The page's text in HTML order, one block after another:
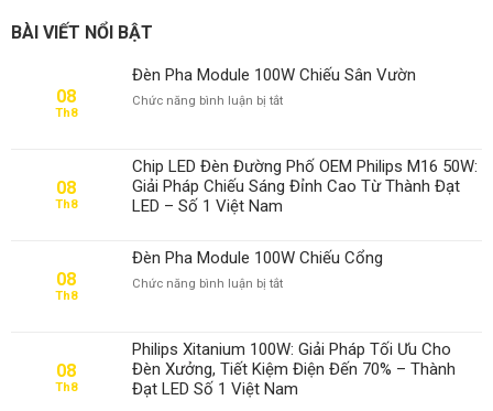
BÀI VIẾT NỔI BẬT
08
Th8
Đèn Pha Module 100W Chiếu Sân Vườn
Chức năng bình luận bị tắtở
Module
100W
Chiếu
08
Th8
Chip LED Đèn Đường Phố OEM Philips M16 50W:
Giải Pháp Chiếu Sáng Đỉnh Cao Từ Thành Đạt
LED – Số 1 Việt Nam
08
Th8
Đèn Pha Module 100W Chiếu Cổng
Chức năng bình luận bị tắtở
Module
100W
Chiếu
Cổng
08
Th8
Philips Xitanium 100W: Giải Pháp Tối Ưu Cho
Đèn Xưởng, Tiết Kiệm Điện Đến 70% – Thành
Đạt LED Số 1 Việt Nam